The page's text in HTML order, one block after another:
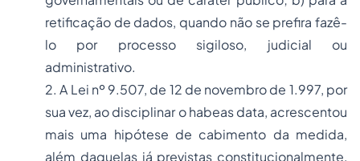
retificação de dados, quando não se prefira fazê-
lo por processo sigiloso, judicial ou
administrativo.
2. A Lei nº 9.507, de 12 de novembro de 1.997, por
sua vez, ao disciplinar o habeas data, acrescentou
mais uma hipótese de cabimento da medida,
além daquelas já previstas constitucionalmente,